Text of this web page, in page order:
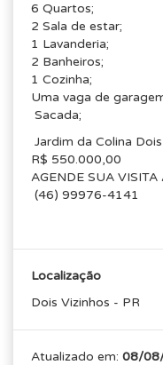
6 Quartos;
2 Sala de estar;
1 Lavanderia;
2 Banheiros;
1 Cozinha;
Uma vaga de
Sacada;
Jardim da Colina
R$ 550.000,00
AGENDE SUA
(46) 99976-4141
Localização
Dois Vizinhos - PR
Atualizado em: 08/